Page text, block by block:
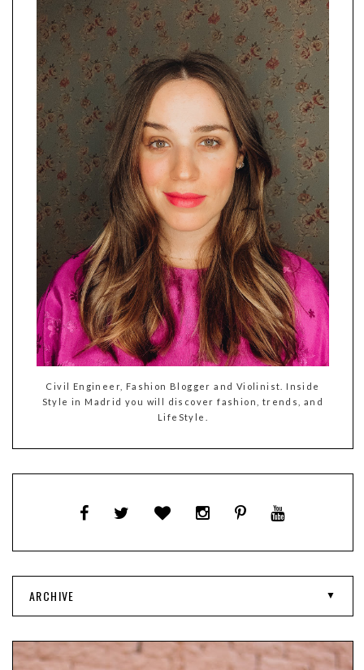
Civil Engineer, Fashion Blogger and Violinist. Inside
Style in Madrid you will discover fashion, trends, and
LifeStyle.
ARCHIVE